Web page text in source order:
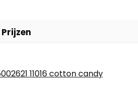
Prijzen
11016 cotton candy